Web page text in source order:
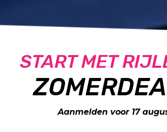
START MET
Aanmelden voor 17